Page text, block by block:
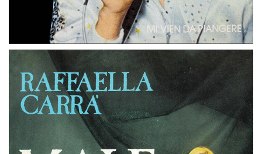
45 GIRI PAESI BASSI
RUMORE